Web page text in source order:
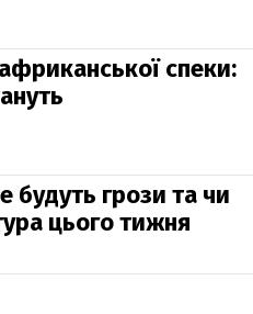
спеки:
будуть грози та чи
цього тижня